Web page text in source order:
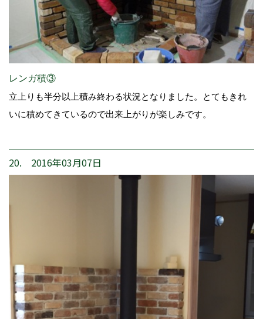
レンガ積③
立上りも半分以上積み終わる状況となりました。とてもきれ
いに積めてきているので出来上がりが楽しみです。
20. 2016年03月07日